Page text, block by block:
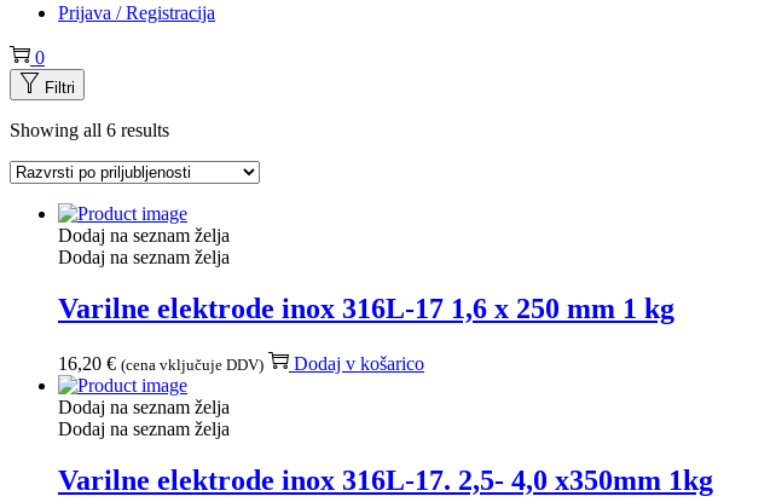
Prijava / Registracija
0
Filtri
Showing all 6 results
Dodaj na seznam želja
Dodaj na seznam želja
Varilne elektrode inox 316L-17 1,6 x 250 mm 1 kg
16,20 € (cena vključuje DDV) Dodaj v košarico
Dodaj na seznam želja
Dodaj na seznam želja
Varilne elektrode inox 316L-17. 2,5- 4,0 x350mm 1kg